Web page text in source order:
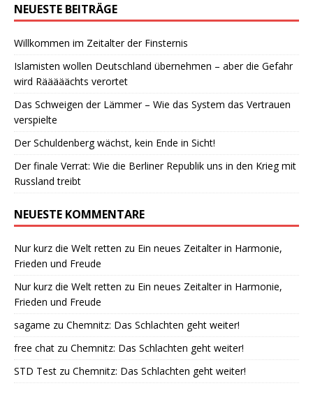
NEUESTE BEITRÄGE
Willkommen im Zeitalter der Finsternis
Islamisten wollen Deutschland übernehmen – aber die Gefahr
wird Rääääächts verortet
Das Schweigen der Lämmer – Wie das System das Vertrauen
verspielte
Der Schuldenberg wächst, kein Ende in Sicht!
Der finale Verrat: Wie die Berliner Republik uns in den Krieg mit
Russland treibt
NEUESTE KOMMENTARE
Nur kurz die Welt retten zu Ein neues Zeitalter in Harmonie,
Frieden und Freude
Nur kurz die Welt retten zu Ein neues Zeitalter in Harmonie,
Frieden und Freude
sagame zu Chemnitz: Das Schlachten geht weiter!
free chat zu Chemnitz: Das Schlachten geht weiter!
STD Test zu Chemnitz: Das Schlachten geht weiter!